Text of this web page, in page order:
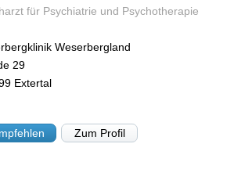
für Psychiatrie und Psychotherapie
Weserbergland
29
Extertal
Zum Profil